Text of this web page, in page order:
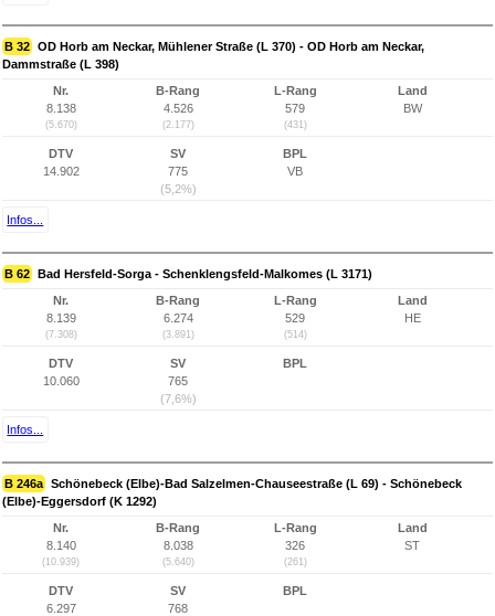
B 32 OD Horb am Neckar, Mühlener Straße (L 370) - OD Horb am Neckar,
Dammstraße (L 398)
Nr.
8.138
(5.670)
B-Rang
4.526
(2.177)
L-Rang
579
(431)
Land
BW
DTV
14.902
SV
775
(5,2%)
BPL
VB
Infos...
B 62 Bad Hersfeld-Sorga - Schenklengsfeld-Malkomes (L 3171)
Nr.
8.139
(7.308)
B-Rang
6.274
(3.891)
L-Rang
529
(514)
Land
HE
DTV
10.060
SV
765
(7,6%)
BPL
Infos...
B 246a Schönebeck (Elbe)-Bad Salzelmen-Chauseestraße (L 69) - Schönebeck
(Elbe)-Eggersdorf (K 1292)
Nr.
8.140
(10.939)
B-Rang
8.038
(5.640)
L-Rang
326
(261)
Land
ST
DTV
6.297
SV
768
BPL